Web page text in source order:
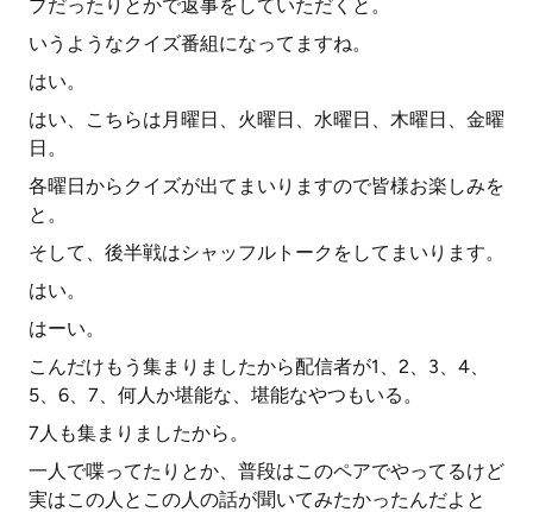
プだったりとかで返事をしていただくと。
いうようなクイズ番組になってますね。
はい。
はい、こちらは月曜日、火曜日、水曜日、木曜日、金曜
日。
各曜日からクイズが出てまいりますので皆様お楽しみを
と。
そして、後半戦はシャッフルトークをしてまいります。
はい。
はーい。
こんだけもう集まりましたから配信者が1、2、3、4、
5、6、7、何人か堪能な、堪能なやつもいる。
7人も集まりましたから。
一人で喋ってたりとか、普段はこのペアでやってるけど
実はこの人とこの人の話が聞いてみたかったんだよと